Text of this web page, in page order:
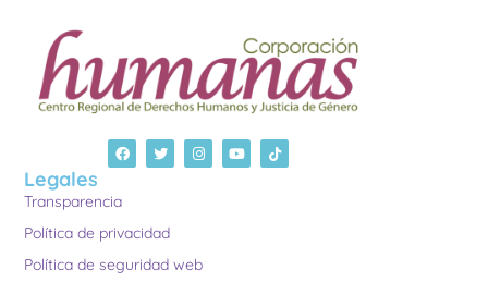
Legales
Transparencia
Política de privacidad
Política de seguridad web